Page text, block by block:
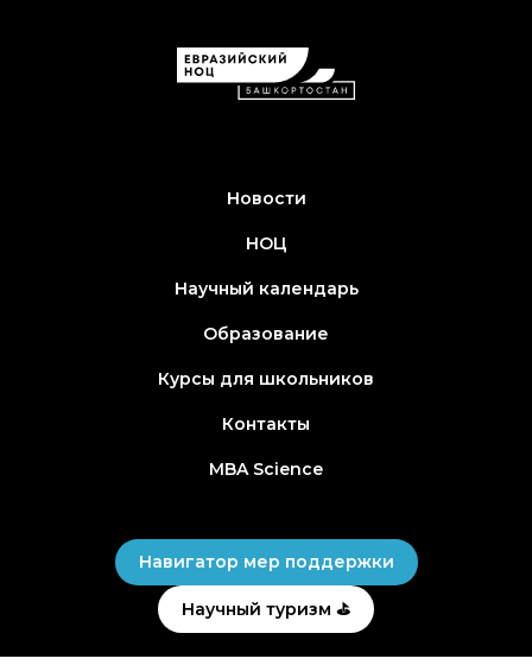
Новости
НОЦ
Научный календарь
Образование
Курсы для школьников
Контакты
MBA Science
Навигатор мер поддержки
Научный туризм ⛳